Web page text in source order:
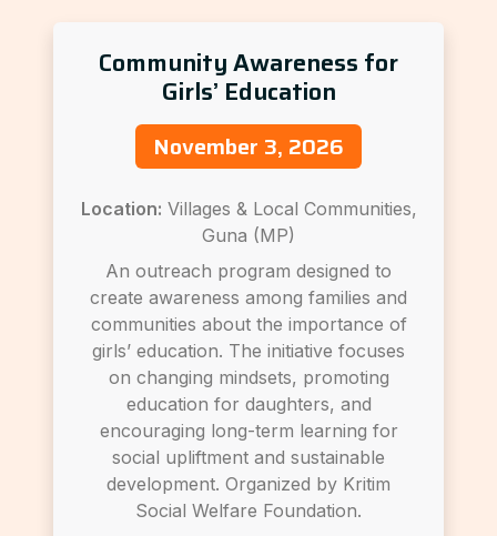
Community Awareness for
Girls’ Education
November 3, 2026
Location: Villages & Local Communities,
Guna (MP)
An outreach program designed to
create awareness among families and
communities about the importance of
girls’ education. The initiative focuses
on changing mindsets, promoting
education for daughters, and
encouraging long-term learning for
social upliftment and sustainable
development. Organized by Kritim
Social Welfare Foundation.